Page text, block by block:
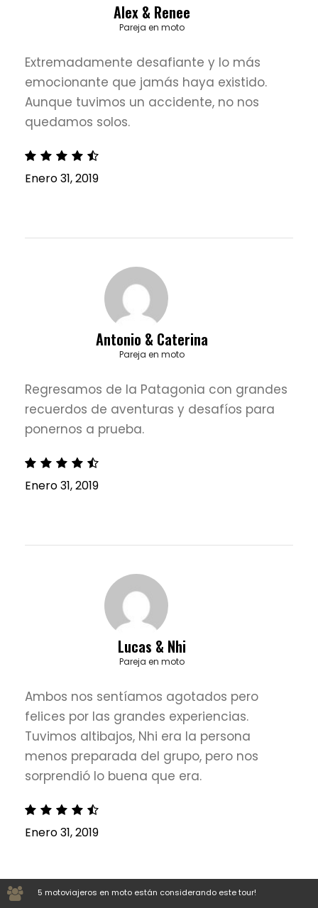
Alex & Renee
Pareja en moto
Extremadamente desafiante y lo más
emocionante que jamás haya existido.
Aunque tuvimos un accidente, no nos
quedamos solos.
Enero 31, 2019
Antonio & Caterina
Pareja en moto
Regresamos de la Patagonia con grandes
recuerdos de aventuras y desafíos para
ponernos a prueba.
Enero 31, 2019
Lucas & Nhi
Pareja en moto
Ambos nos sentíamos agotados pero
felices por las grandes experiencias.
Tuvimos altibajos, Nhi era la persona
menos preparada del grupo, pero nos
sorprendió lo buena que era.
Enero 31, 2019
5 motoviajeros en moto están considerando este tour!